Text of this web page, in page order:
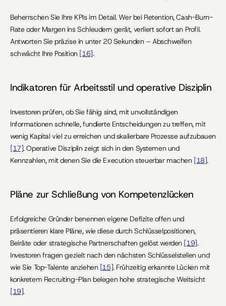
Beherrschen Sie Ihre KPIs im Detail. Wer bei Retention, Cash-Burn-
Rate oder Margen ins Schleudern gerät, verliert sofort an Profil.
Antworten Sie präzise in unter 20 Sekunden – Abschweifen
schwächt Ihre Position [16].
Indikatoren für Arbeitsstil und operative Disziplin
Investoren prüfen, ob Sie fähig sind, mit unvollständigen
Informationen schnelle, fundierte Entscheidungen zu treffen, mit
[17]. Operative Disziplin zeigt sich in den Systemen und
Kennzahlen, mit denen Sie die Execution steuerbar machen [18].
Pläne zur Schließung von Kompetenzlücken
Erfolgreiche Gründer benennen eigene Defizite offen und
präsentieren klare Pläne, wie diese durch Schlüsselpositionen,
Beiräte oder strategische Partnerschaften gelöst werden [19].
Investoren fragen gezielt nach den nächsten Schlüsselstellen und
wie Sie Top-Talente anziehen [15]. Frühzeitig erkannte Lücken mit
konkretem Recruiting-Plan belegen hohe strategische Weitsicht
[19].